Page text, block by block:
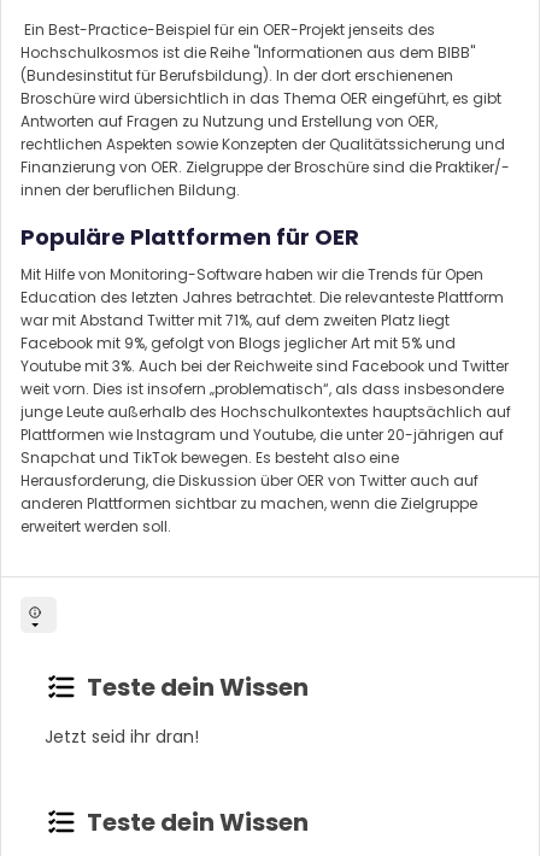
Ein Best-Practice-Beispiel für ein OER-Projekt jenseits des
Hochschulkosmos ist die Reihe "Informationen aus dem BIBB"
(Bundesinstitut für Berufsbildung). In der dort erschienenen
Broschüre wird übersichtlich in das Thema OER eingeführt, es gibt
Antworten auf Fragen zu Nutzung und Erstellung von OER,
rechtlichen Aspekten sowie Konzepten der Qualitätssicherung und
Finanzierung von OER. Zielgruppe der Broschüre sind die Praktiker/-
innen der beruflichen Bildung.
Populäre Plattformen für OER
Mit Hilfe von Monitoring-Software haben wir die Trends für Open
Education des letzten Jahres betrachtet. Die relevanteste Plattform
war mit Abstand Twitter mit 71%, auf dem zweiten Platz liegt
Facebook mit 9%, gefolgt von Blogs jeglicher Art mit 5% und
Youtube mit 3%. Auch bei der Reichweite sind Facebook und Twitter
weit vorn. Dies ist insofern „problematisch“, als dass insbesondere
junge Leute außerhalb des Hochschulkontextes hauptsächlich auf
Plattformen wie Instagram und Youtube, die unter 20-jährigen auf
Snapchat und TikTok bewegen. Es besteht also eine
Herausforderung, die Diskussion über OER von Twitter auch auf
anderen Plattformen sichtbar zu machen, wenn die Zielgruppe
erweitert werden soll.
Jetzt seid ihr dran!